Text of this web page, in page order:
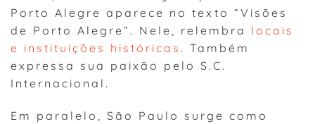
Porto Alegre aparece no texto “Visões
de Porto Alegre”. Nele, relembra locais
e instituições históricas . Também
expressa sua paixão pelo S.C.
Internacional.
Em paralelo, São Paulo surge como